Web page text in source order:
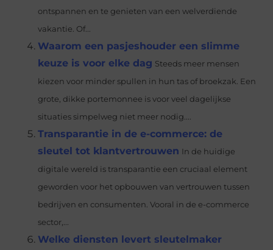
ontspannen en te genieten van een welverdiende
vakantie. Of...
Waarom een pasjeshouder een slimme
keuze is voor elke dag Steeds meer mensen
kiezen voor minder spullen in hun tas of broekzak. Een
grote, dikke portemonnee is voor veel dagelijkse
situaties simpelweg niet meer nodig....
Transparantie in de e-commerce: de
sleutel tot klantvertrouwen In de huidige
digitale wereld is transparantie een cruciaal element
geworden voor het opbouwen van vertrouwen tussen
bedrijven en consumenten. Vooral in de e-commerce
sector,...
Welke diensten levert sleutelmaker